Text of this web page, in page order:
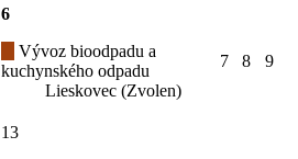
6
Vývoz bioodpadu a
kuchynského odpadu
Lieskovec (Zvolen)
7 8 9
13